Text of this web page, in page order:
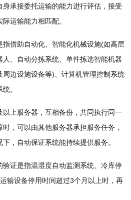
承接委托运输的能力进行评估，接受
运输能力相匹配。
借助自动化、智能化机械设施(如高层
、自动分拣系统、单件拣选智能机器
边设施设备等)、计算机管理控制系统
。
上服务器，互相备份，共同执行同一
，可以由其他服务器承担服务任务，
，自动保证系统能持续提供服务。
证是指温湿度自动监测系统、冷库停
输设备停用时间超过3个月以上时，再